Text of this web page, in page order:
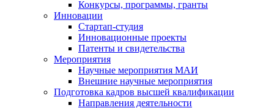
Конкурсы, программы, гранты
Инновации
Стартап-студия
Инновационные проекты
Патенты и свидетельства
Мероприятия
Научные мероприятия МАИ
Внешние научные мероприятия
Подготовка кадров высшей квалификации
Направления деятельности